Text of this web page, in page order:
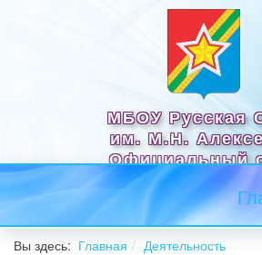
МБОУ Русская
им. М.Н.
Официальный
Вы здесь: Главная
Деятельность